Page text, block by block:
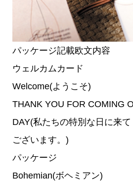
パッケージ記載欧文内容
ウェルカムカード
Welcome(ようこそ)
THANK YOU FOR COMING
DAY(私たちの特別な日に来
ございます。)
パッケージ
Bohemian(ボヘミアン)